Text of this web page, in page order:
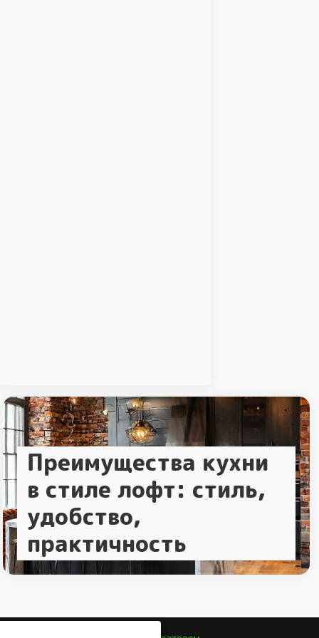
Преимущества кухни
в стиле лофт: стиль,
удобство,
практичность